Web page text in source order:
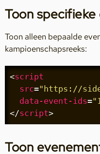
Toon
Toon alleen bepaalde
kampioenschapsreeks:
<script
src="https://
data-event-ids=
</script>
Toon